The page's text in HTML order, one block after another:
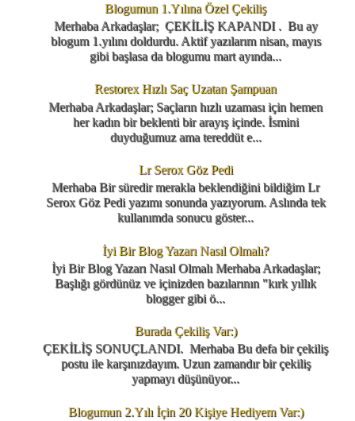
Blogumun 1.Yılına Özel Çekiliş
Merhaba Arkadaşlar; ÇEKİLİŞ KAPANDI . Bu ay
blogum 1.yılını doldurdu. Aktif yazılarım nisan, mayıs
gibi başlasa da blogumu mart ayında...
Restorex Hızlı Saç Uzatan Şampuan
Merhaba Arkadaşlar; Saçların hızlı uzaması için hemen
her kadın bir beklenti bir arayış içinde. İsmini
duyduğumuz ama tereddüt e...
Lr Serox Göz Pedi
Merhaba Bir süredir merakla beklendiğini bildiğim Lr
Serox Göz Pedi yazımı sonunda yazıyorum. Aslında tek
kullanımda sonucu göster...
İyi Bir Blog Yazarı Nasıl Olmalı?
İyi Bir Blog Yazarı Nasıl Olmalı Merhaba Arkadaşlar;
Başlığı gördünüz ve içinizden bazılarının "kırk yıllık
blogger gibi ö...
Burada Çekiliş Var:)
ÇEKİLİŞ SONUÇLANDI. Merhaba Bu defa bir çekiliş
postu ile karşınızdayım. Uzun zamandır bir çekiliş
yapmayı düşünüyor...
Blogumun 2.Yılı İçin 20 Kişiye Hediyem Var:)